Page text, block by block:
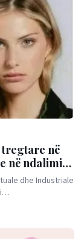
në
në ndalimin
në
dhe Industriale
i…